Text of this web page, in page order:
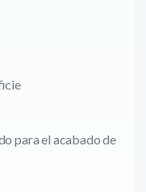
para el acabado de